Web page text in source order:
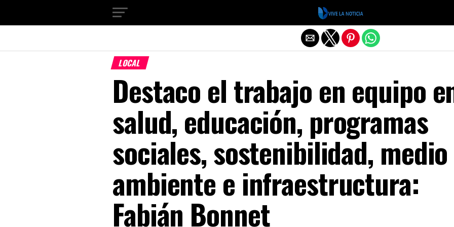
LOCAL
Destaco el trabajo en equipo
salud, educación, programas
sociales, sostenibilidad, medio
ambiente e infraestructura:
Fabián Bonnet
Salir de la versión móvil